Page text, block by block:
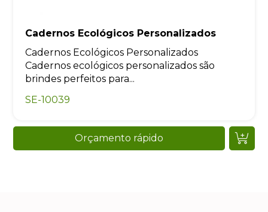
Cadernos Ecológicos Personalizados
Cadernos Ecológicos Personalizados
Cadernos ecológicos personalizados são
brindes perfeitos para...
SE-10039
Orçamento rápido